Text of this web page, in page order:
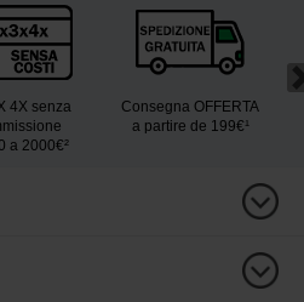
4X senza
a 2000€²
Consegna OFFERTA
a partire de 199€¹